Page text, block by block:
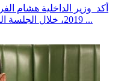
2019، خلال الجلسة العامة المخصصة للحوار مع عدد من ...